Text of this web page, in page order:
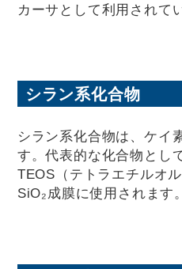
カーサとして利用されて
シラン系化合物
シラン系化合物は、ケイ
す。代表的な化合物とし
TEOS（テトラエチルオ
SiO₂成膜に使用されます。